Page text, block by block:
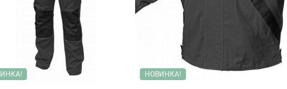
Одежда для медработников
Одежда для пищевой промышленности
Одежда для сферы обслуживания НОВИНКА!